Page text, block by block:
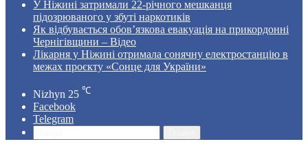
У Ніжині затримали 22-річного мешканця
підозрюваного у збуті наркотиків
Як відбувається обов’язкова евакуація на прикордонні
Чернігівщини – Відео
Лікарня у Ніжині отримала сонячну електростанцію в
межах проєкту «Сонце для України»
Nizhyn 25 ℃
Facebook
Telegram